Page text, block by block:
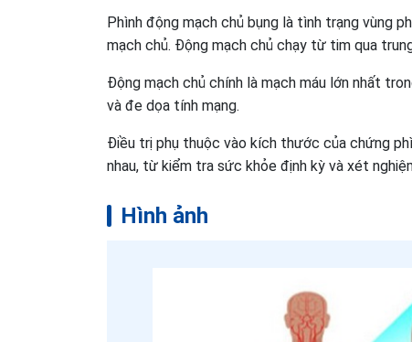
Phình động mạch chủ bụng là tình trạng vùng
mạch chủ. Động mạch chủ chạy từ tim qua
Động mạch chủ chính là mạch máu lớn nhất
và đe dọa tính mạng.
Điều trị phụ thuộc vào kích thước của chứng
nhau, từ kiểm tra sức khỏe định kỳ và xét
Hình ảnh